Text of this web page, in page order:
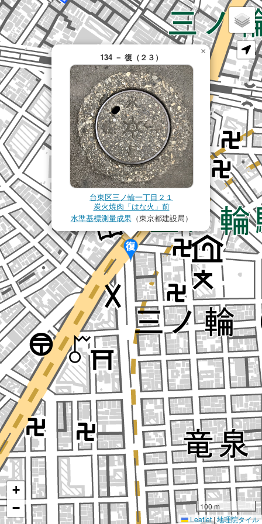
134 － 復（２３）
台東区三ノ輪一丁目２１
炭火焼肉「はな火」前
水準基標測量成果（東京都建設局）
×
+
−
100 m
Leaflet| 地理院タイル